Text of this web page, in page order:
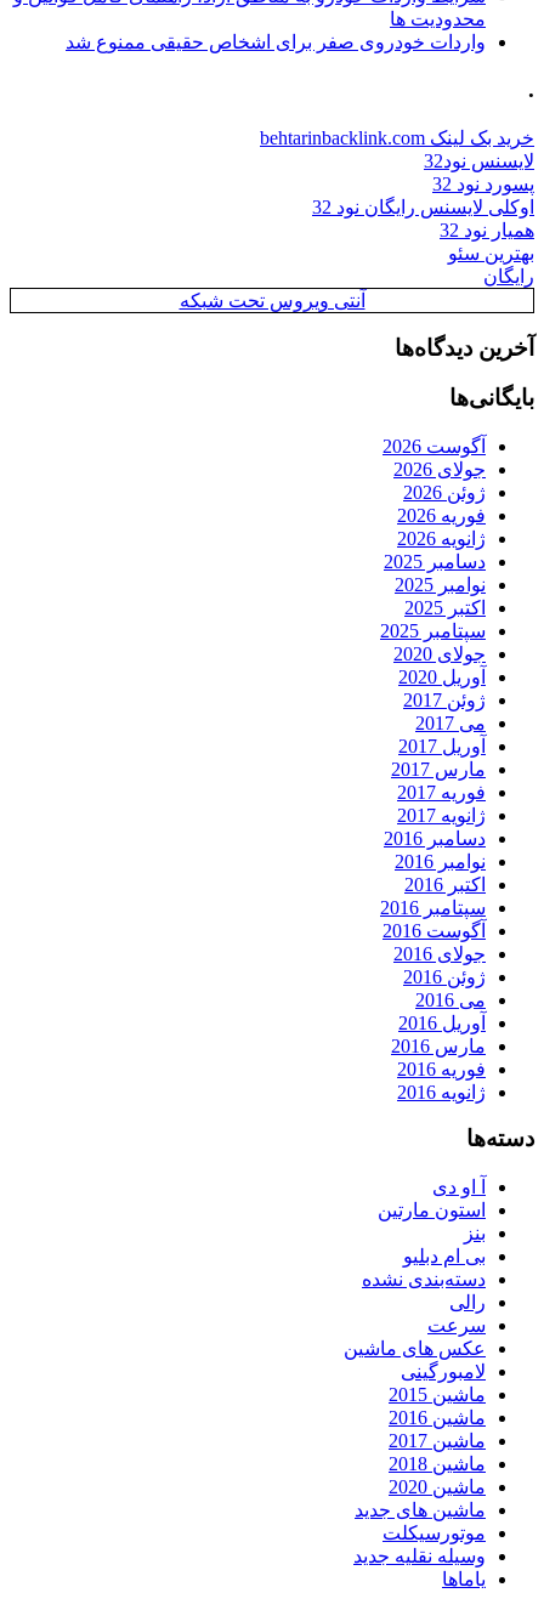
محدودیت ها
واردات خودروی صفر برای اشخاص حقیقی ممنوع شد
.
خرید بک لینک behtarinbacklink.com
لایسنس نود32
پسورد نود 32
اوکلی لایسنس رایگان نود 32
همیار نود 32
بهترین سئو
رایگان
آنتی ویروس تحت شبکه
آخرین دیدگاه‌ها
بایگانی‌ها
آگوست 2026
جولای 2026
ژوئن 2026
فوریه 2026
ژانویه 2026
دسامبر 2025
نوامبر 2025
اکتبر 2025
سپتامبر 2025
جولای 2020
آوریل 2020
ژوئن 2017
می 2017
آوریل 2017
مارس 2017
فوریه 2017
ژانویه 2017
دسامبر 2016
نوامبر 2016
اکتبر 2016
سپتامبر 2016
آگوست 2016
جولای 2016
ژوئن 2016
می 2016
آوریل 2016
مارس 2016
فوریه 2016
ژانویه 2016
دسته‌ها
آ او دی
استون مارتین
بنز
بی ام دبلیو
دسته‌بندی نشده
رالی
سرعت
عکس های ماشین
لامبورگینی
ماشین 2015
ماشین 2016
ماشین 2017
ماشین 2018
ماشین 2020
ماشین های جدید
موتورسیکلت
وسیله نقلیه جدید
یاماها